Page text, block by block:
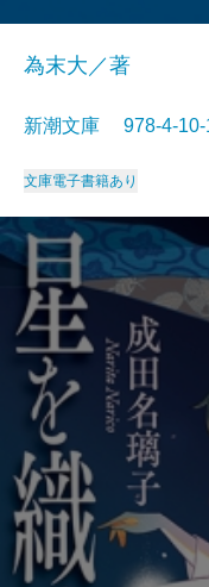
為末大／著
新潮文庫 978-4-
文庫電子書籍あり